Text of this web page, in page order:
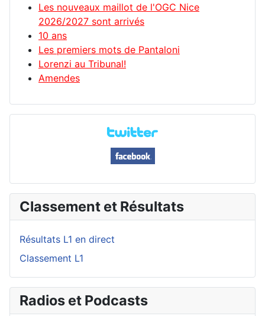
Les nouveaux maillot de l'OGC Nice
2026/2027 sont arrivés
10 ans
Les premiers mots de Pantaloni
Lorenzi au Tribunal!
Amendes
Classement et Résultats
Résultats L1 en direct
Classement L1
Radios et Podcasts